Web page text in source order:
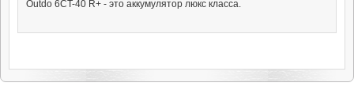
Outdo 6CT-40 R+ - это аккумулятор люкс класса.